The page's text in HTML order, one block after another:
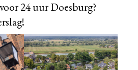
24 uur Doesburg?